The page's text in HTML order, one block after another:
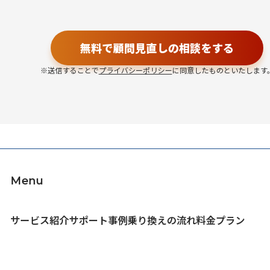
無料で顧問見直しの相談をする
※送信することでプライバシーポリシーに同意したものといたします。
Menu
サービス紹介サポート事例乗り換えの流れ料金プラン